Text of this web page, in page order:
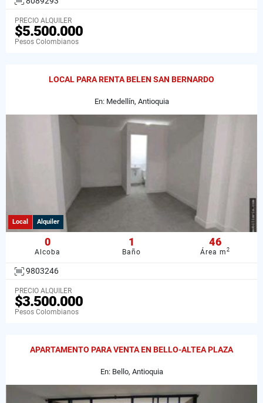
PRECIO ALQUILER
$5.500.000
Pesos Colombianos
LOCAL PARA RENTA BELEN SAN BERNARDO
En: Medellín, Antioquia
Local Alquiler
0
Alcoba
1
Baño
46
Área m2
9803246
PRECIO ALQUILER
$3.500.000
Pesos Colombianos
APARTAMENTO PARA VENTA EN BELLO-ALTEA PLAZA
En: Bello, Antioquia